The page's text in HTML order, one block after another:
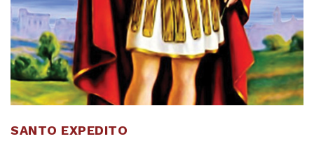
SANTO EXPEDITO